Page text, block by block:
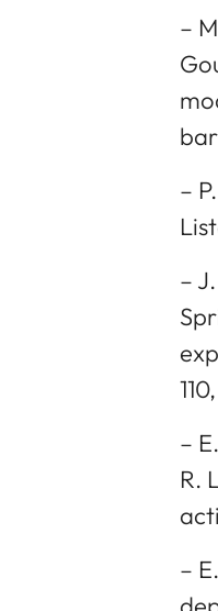
–
–
–
–
R.
–